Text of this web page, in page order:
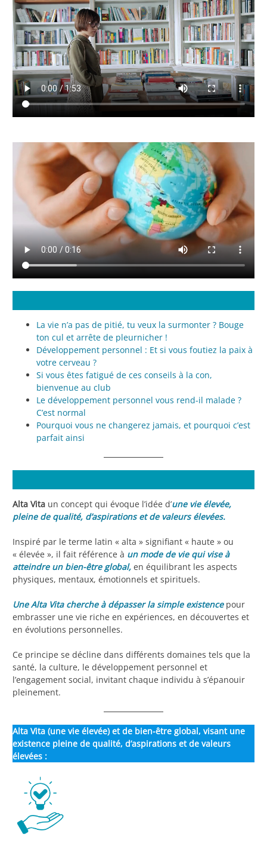
La vie n’a pas de pitié, tu veux la surmonter ? Bouge
ton cul et arrête de pleurnicher !
Développement personnel : Et si vous foutiez la paix à
votre cerveau ?
Si vous êtes fatigué de ces conseils à la con,
bienvenue au club
Le développement personnel vous rend-il malade ?
C’est normal
Pourquoi vous ne changerez jamais, et pourquoi c’est
parfait ainsi
Alta Vita un concept qui évoque l’idée d’une vie élevée,
pleine de qualité, d’aspirations et de valeurs élevées.
Inspiré par le terme latin « alta » signifiant « haute » ou
« élevée », il fait référence à un mode de vie qui vise à
atteindre un bien-être global, en équilibrant les aspects
physiques, mentaux, émotionnels et spirituels.
Une Alta Vita cherche à dépasser la simple existence pour
embrasser une vie riche en expériences, en découvertes et
en évolutions personnelles.
Ce principe se décline dans différents domaines tels que la
santé, la culture, le développement personnel et
l’engagement social, invitant chaque individu à s’épanouir
pleinement.
Alta Vita (une vie élevée) et de bien-être global, visant une
existence pleine de qualité, d’aspirations et de valeurs
élevées :